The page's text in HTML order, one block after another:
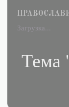
Загрузка...
Тема